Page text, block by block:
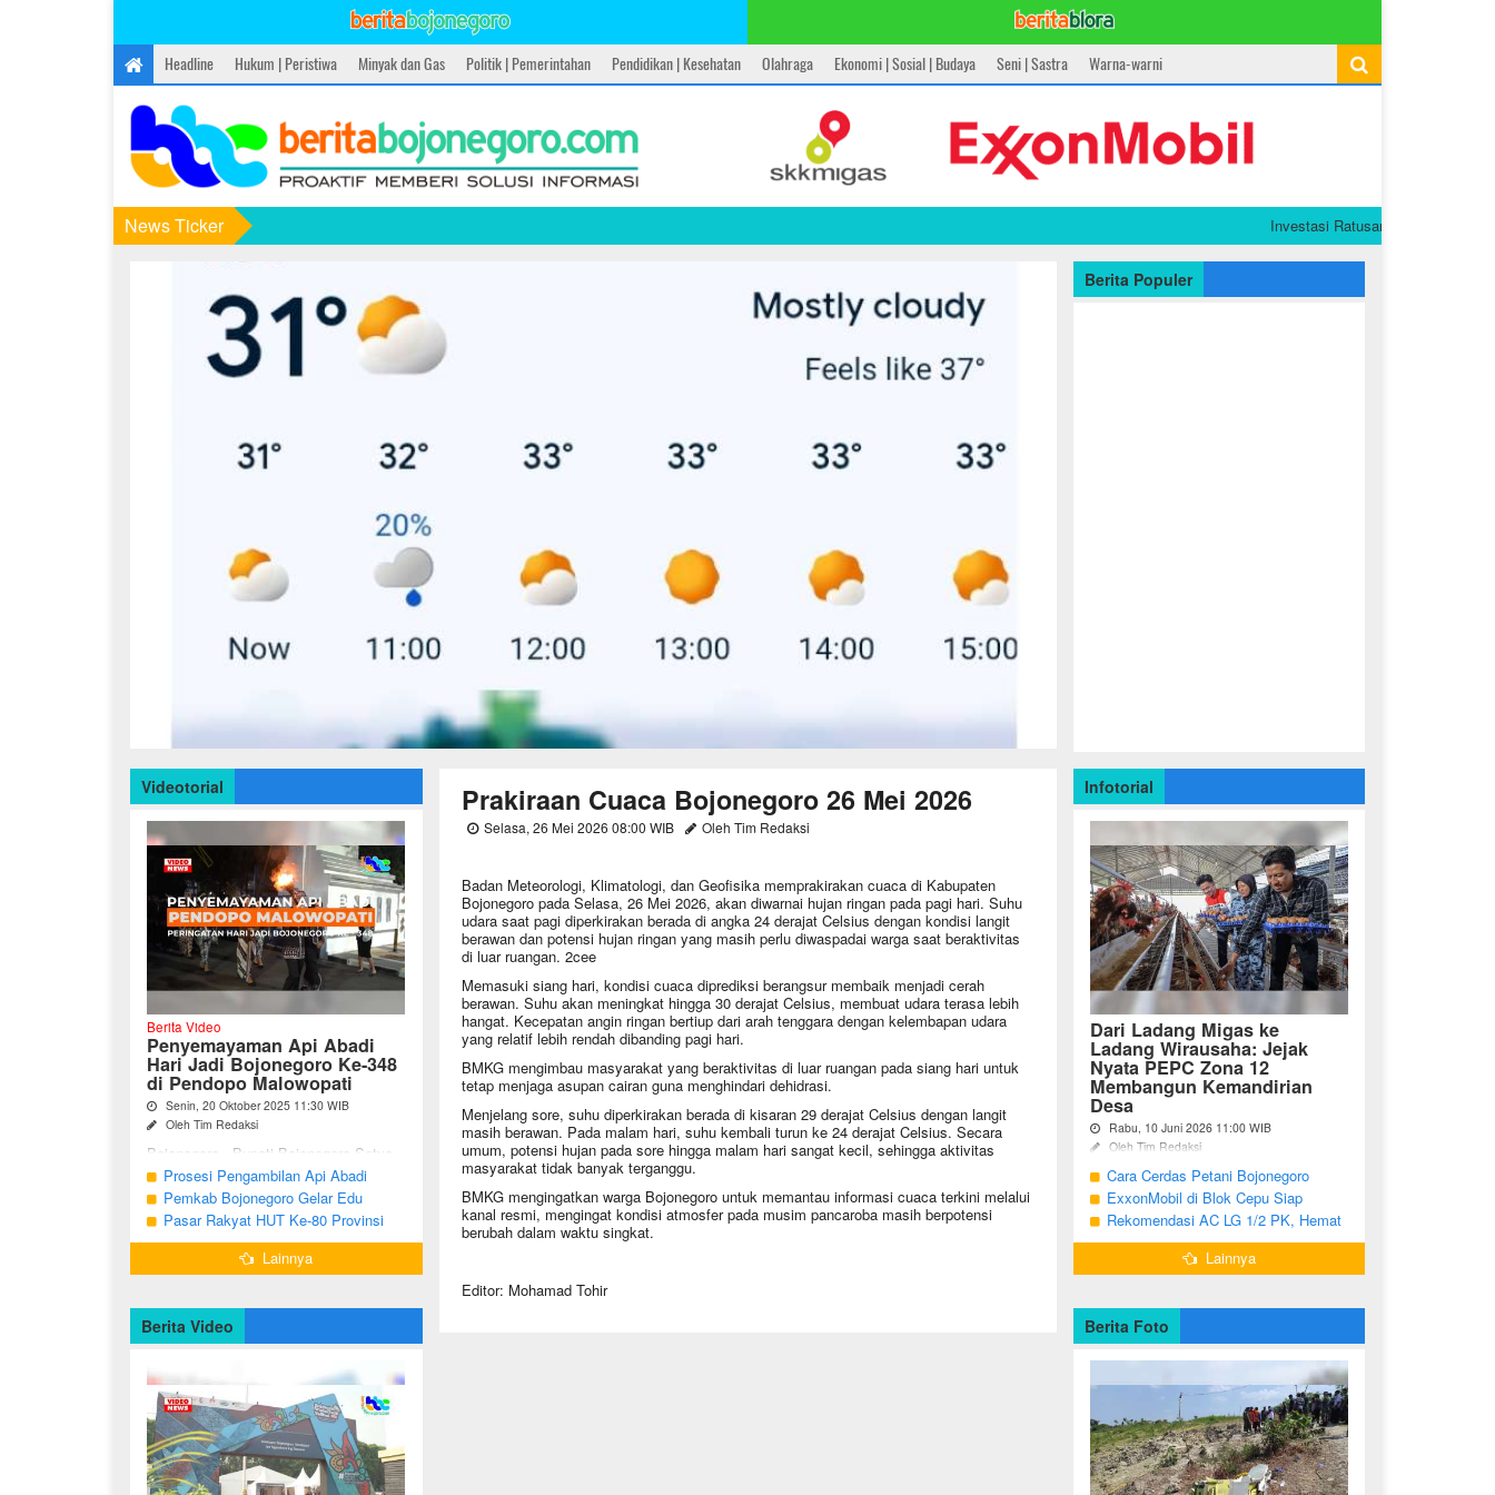
Headline Hukum | Peristiwa Minyak dan Gas Politik | Pemerintahan Pendidikan | Kesehatan Olahraga Ekonomi | Sosial | Budaya Seni | Sastra Warna-warni
News Ticker Investasi Ratusan Juta, Gen Z di
Berita Populer
Prakiraan Cuaca Bojonegoro 26 Mei 2026
Selasa, 26 Mei 2026 08:00 WIB Oleh Tim Redaksi
Badan Meteorologi, Klimatologi, dan Geofisika memprakirakan cuaca di Kabupaten
Bojonegoro pada Selasa, 26 Mei 2026, akan diwarnai hujan ringan pada pagi hari. Suhu
udara saat pagi diperkirakan berada di angka 24 derajat Celsius dengan kondisi langit
berawan dan potensi hujan ringan yang masih perlu diwaspadai warga saat beraktivitas
di luar ruangan. 2cee
Memasuki siang hari, kondisi cuaca diprediksi berangsur membaik menjadi cerah
berawan. Suhu akan meningkat hingga 30 derajat Celsius, membuat udara terasa lebih
hangat. Kecepatan angin ringan bertiup dari arah tenggara dengan kelembapan udara
yang relatif lebih rendah dibanding pagi hari.
BMKG mengimbau masyarakat yang beraktivitas di luar ruangan pada siang hari untuk
tetap menjaga asupan cairan guna menghindari dehidrasi.
Menjelang sore, suhu diperkirakan berada di kisaran 29 derajat Celsius dengan langit
masih berawan. Pada malam hari, suhu kembali turun ke 24 derajat Celsius. Secara
umum, potensi hujan pada sore hingga malam hari sangat kecil, sehingga aktivitas
masyarakat tidak banyak terganggu.
BMKG mengingatkan warga Bojonegoro untuk memantau informasi cuaca terkini melalui
kanal resmi, mengingat kondisi atmosfer pada musim pancaroba masih berpotensi
berubah dalam waktu singkat.
Editor: Mohamad Tohir
Videotorial
Berita Video
Penyemayaman Api Abadi
Hari Jadi Bojonegoro Ke-348
di Pendopo Malowopati
Senin, 20 Oktober 2025 11:30 WIB
Oleh Tim Redaksi
Bojonegoro - Bupati Bojonegoro Setyo
Wahono, didampingi Wakil Bupati Nurul
Azizah dan Ketua DPRD Abdulloh
Umar, bersama jajaran Forkopimda
Bojonegoro ...
Prosesi Pengambilan Api Abadi
Peringatan Hari Jadi Bojonegoro Ke-
348
Pemkab Bojonegoro Gelar Edu
Champ dan Coaching Clinic Seni
Reog dan Jaranan
Pasar Rakyat HUT Ke-80 Provinsi
Jawa Timur di Bojonegoro
Lainnya
Berita Video
Infotorial
Dari Ladang Migas ke
Ladang Wirausaha: Jejak
Nyata PEPC Zona 12
Membangun Kemandirian
Desa
Rabu, 10 Juni 2026 11:00 WIB
Oleh Tim Redaksi
Bojonegoro - Berakhirnya fase
pengembangan Proyek Gas Jambaran-
Tiung Biru (JTB) pada 2021 menjadi
titik balik bagi ratusan pemuda Desa
Bandungrejo, ...
Cara Cerdas Petani Bojonegoro
Menguatkan Ekonomi Keluarga
ExxonMobil di Blok Cepu Siap
Hadapi Target Produksi 2026
Rekomendasi AC LG 1/2 PK, Hemat
Listrik dan Pendinginan Maksimal
Lainnya
Berita Foto